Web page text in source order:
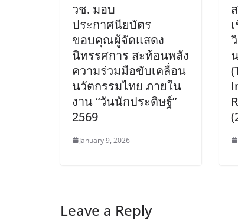
วช. มอบ
ประกาศนียบัตร
ขอบคุณผู้จัดแสดง
นิทรรศการ สะท้อนพลัง
ความร่วมมือขับเคลื่อน
นวัตกรรมไทย ภายใน
งาน “วันนักประดิษฐ์”
2569
January 9, 2026
Leave a Reply